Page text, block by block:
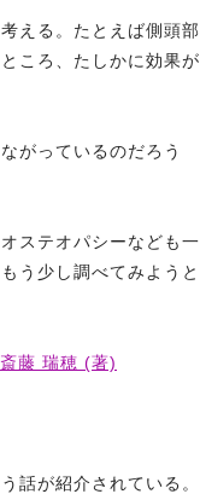
える。たとえば側頭部
ころ、たしかに効果が
がっているのだろう
ステオパシーなども一
う少し調べてみようと
藤 瑞穂 (著)
話が紹介されている。